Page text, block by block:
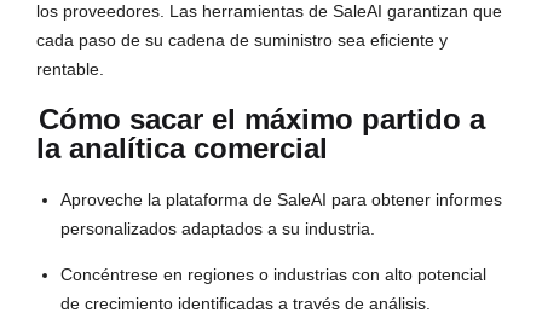
los proveedores. Las herramientas de SaleAI garantizan que
cada paso de su cadena de suministro sea eficiente y
rentable.
Cómo sacar el máximo partido a
la analítica comercial
Aproveche la plataforma de SaleAI para obtener informes
personalizados adaptados a su industria.
Concéntrese en regiones o industrias con alto potencial
de crecimiento identificadas a través de análisis.